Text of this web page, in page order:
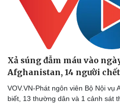
Xả súng đẫm máu vào
Afghanistan, 14 người chết
VOV.VN-Phát ngôn viên Bộ Nội vụ
biết, 13 thường dân và 1 cảnh sát